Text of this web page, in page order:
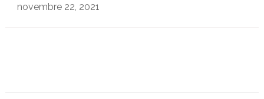
novembre 22, 2021